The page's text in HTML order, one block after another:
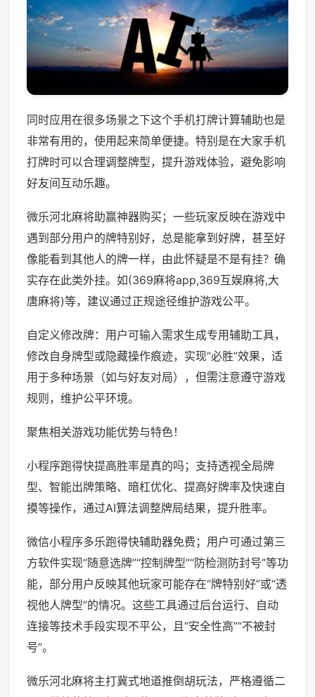
同时应用在很多场景之下这个手机打牌计算辅助也是
非常有用的，使用起来简单便捷。特别是在大家手机
打牌时可以合理调整牌型，提升游戏体验，避免影响
好友间互动乐趣。
微乐河北麻将助赢神器购买；一些玩家反映在游戏中
遇到部分用户的牌特别好，总是能拿到好牌，甚至好
像能看到其他人的牌一样，由此怀疑是不是有挂？确
实存在此类外挂。如(369麻将app,369互娱麻将,大
唐麻将)等，建议通过正规途径维护游戏公平。
自定义修改牌：用户可输入需求生成专用辅助工具，
修改自身牌型或隐藏操作痕迹，实现“必胜”效果，适
用于多种场景（如与好友对局），但需注意遵守游戏
规则，维护公平环境。
聚焦相关游戏功能优势与特色！
小程序跑得快提高胜率是真的吗；支持透视全局牌
型、智能出牌策略、暗杠优化、提高好牌率及快速自
摸等操作，通过AI算法调整牌局结果，提升胜率。
微信小程序多乐跑得快辅助器免费；用户可通过第三
方软件实现“随意选牌”“控制牌型”“防检测防封号”等功
能，部分用户反映其他玩家可能存在“牌特别好”或“透
视他人牌型”的情况。这些工具通过后台运行、自动
连接等技术手段实现不平公，且“安全性高”“不被封
号”。
微乐河北麻将主打冀式地道推倒胡玩法，严格遵循二